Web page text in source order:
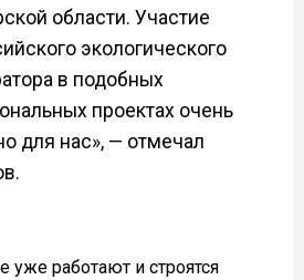
области. Участие
экологического
в подобных
проектах очень
для нас», — отмечал
уже работают и строятся